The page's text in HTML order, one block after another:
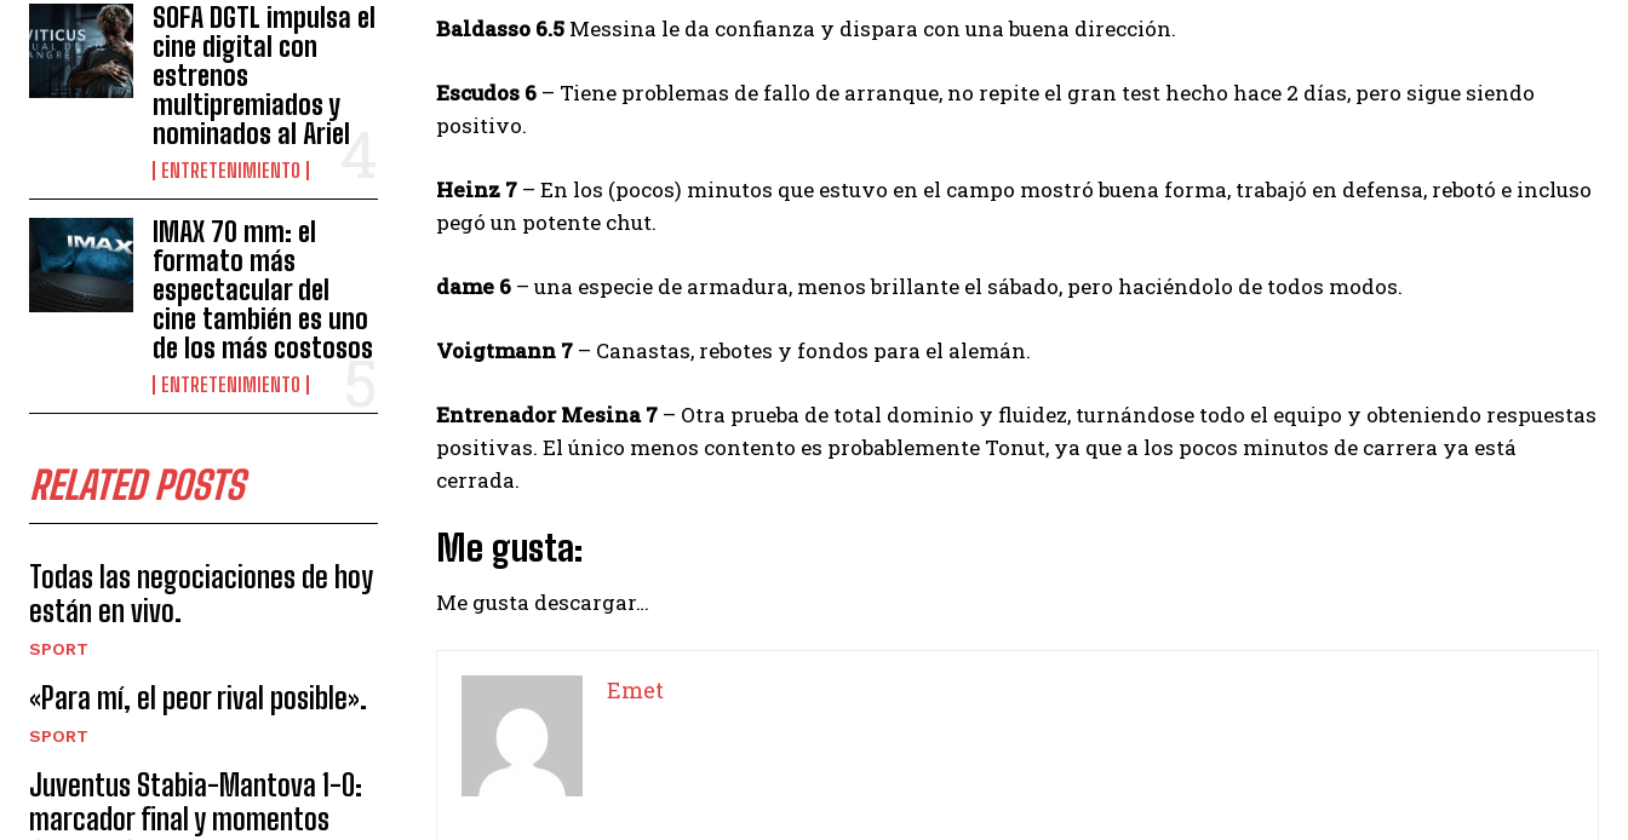
SOFA DGTL impulsa el
cine digital con
estrenos
multipremiados y
nominados al Ariel
ENTRETENIMIENTO
IMAX 70 mm: el
formato más
espectacular del
cine también es uno
de los más costosos
ENTRETENIMIENTO
RELATED POSTS
Todas las negociaciones de hoy
están en vivo.
SPORT
«Para mí, el peor rival posible».
SPORT
Juventus Stabia-Mantova 1-0:
marcador final y momentos
Baldasso 6.5 Messina le da confianza y dispara con una buena dirección.
Escudos 6 – Tiene problemas de fallo de arranque, no repite el gran test hecho hace 2 días, pero sigue siendo
positivo.
Heinz 7 – En los (pocos) minutos que estuvo en el campo mostró buena forma, trabajó en defensa, rebotó e incluso
pegó un potente chut.
dame 6 – una especie de armadura, menos brillante el sábado, pero haciéndolo de todos modos.
Voigtmann 7 – Canastas, rebotes y fondos para el alemán.
Entrenador Mesina 7 – Otra prueba de total dominio y fluidez, turnándose todo el equipo y obteniendo respuestas
positivas. El único menos contento es probablemente Tonut, ya que a los pocos minutos de carrera ya está
cerrada.
Me gusta:
Me gusta descargar…
Emet